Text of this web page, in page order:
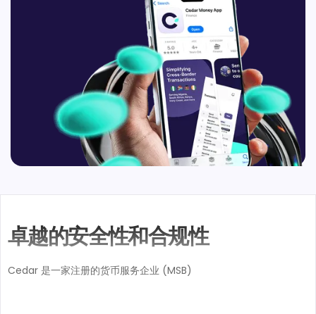
卓越的安全性和合规性
Cedar 是一家注册的货币服务企业 (MSB)